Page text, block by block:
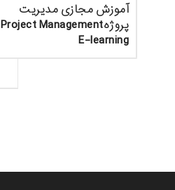
آموزش مجازی مدیریت
پروژهProject Management
E-learning